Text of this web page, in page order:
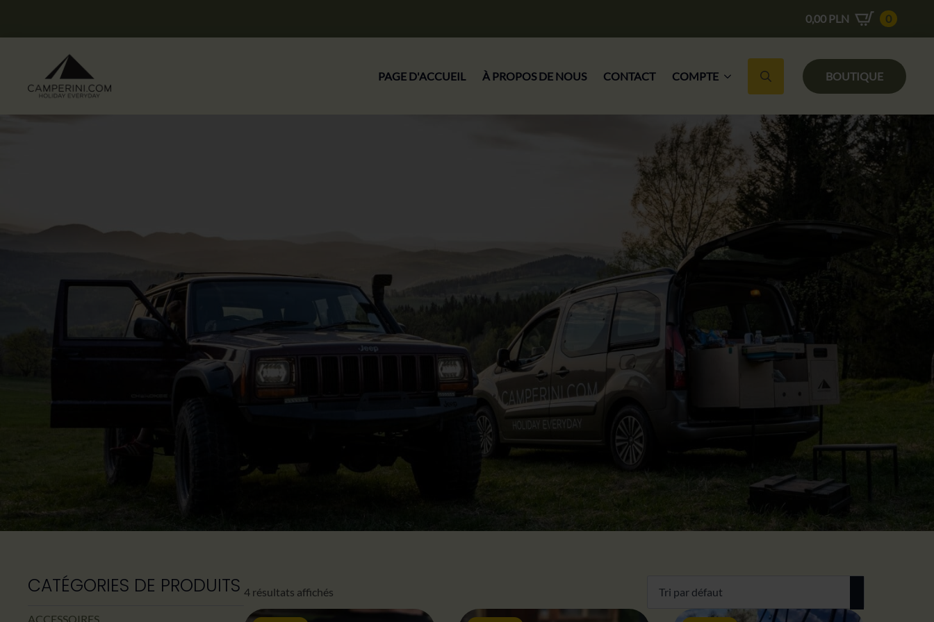
0,00 PLN 0
PAGE D'ACCUEIL À PROPOS DE NOUS CONTACT
COMPTE
Recherche de :
BOUTIQUE
CATÉGORIES DE PRODUITS
ACCESSOIRES
4 résultats affichés